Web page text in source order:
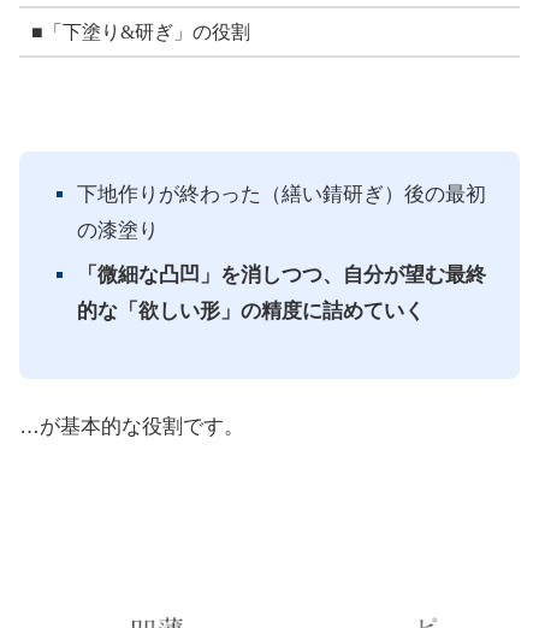
■「下塗り&研ぎ」の役割
下地作りが終わった（繕い錆研ぎ）後の最初
の漆塗り
「微細な凸凹」を消しつつ、自分が望む最終
的な「欲しい形」の精度に詰めていく
…が基本的な役割です。